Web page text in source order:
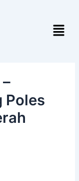
Menu
Poles